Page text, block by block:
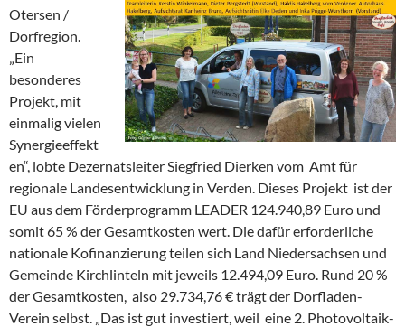
Otersen /
Dorfregion.
„Ein
besonderes
Projekt, mit
einmalig vielen
Synergieeffekt
en“, lobte Dezernatsleiter Siegfried Dierken vom Amt für
regionale Landesentwicklung in Verden. Dieses Projekt ist der
EU aus dem Förderprogramm LEADER 124.940,89 Euro und
somit 65 % der Gesamtkosten wert. Die dafür erforderliche
nationale Kofinanzierung teilen sich Land Niedersachsen und
Gemeinde Kirchlinteln mit jeweils 12.494,09 Euro. Rund 20 %
der Gesamtkosten, also 29.734,76 € trägt der Dorfladen-
Verein selbst. „Das ist gut investiert, weil eine 2. Photovoltaik-